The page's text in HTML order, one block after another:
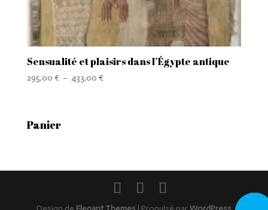
Sensualité et plaisirs dans l’Égypte antique
295,00 € – 433,00 €Plage
Panier